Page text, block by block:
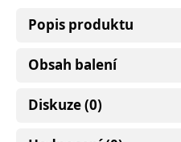
Popis produktu
Obsah balení
Diskuze (0)